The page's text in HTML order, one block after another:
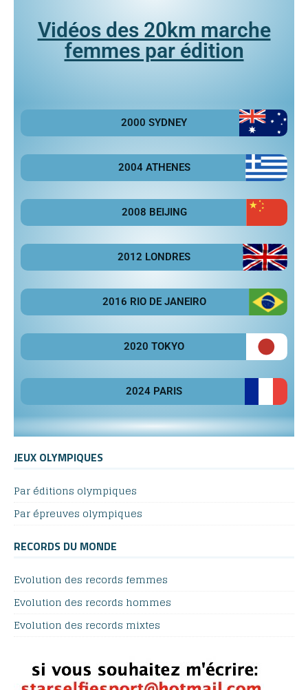
Vidéos des 20km marche
femmes par édition
2000 SYDNEY
2004 ATHENES
2008 BEIJING
2012 LONDRES
2016 RIO DE JANEIRO
2020 TOKYO
2024 PARIS
JEUX OLYMPIQUES
Par éditions olympiques
Par épreuves olympiques
RECORDS DU MONDE
Evolution des records femmes
Evolution des records hommes
Evolution des records mixtes